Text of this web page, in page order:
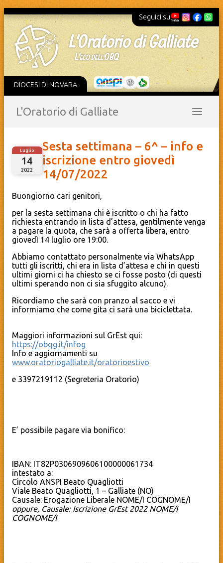
Seguici su
DIOCESI DI NOVARA
L'Oratorio di Galliate
Luglio
14
2022
Sesta settimana – 6^ – info e
iscrizione entro giovedì
14/07/2022
Buongiorno cari genitori,
per la sesta settimana chi è iscritto o chi ha fatto
richiesta entrando in lista d’attesa, gentilmente venga
a pagare la quota, che sarà a offerta libera, entro
giovedì 14 luglio ore 19:00.
Abbiamo contattato personalmente via WhatsApp
tutti gli iscritti, chi era in lista d’attesa e chi in questi
ultimi giorni ci ha chiesto se ci fosse posto (di questi
ultimi sperando non ci sia sfuggito alcuno).
Ricordiamo che sarà con pranzo al sacco e vi
informiamo che come gita ci sarà una biciclettata.
Maggiori informazioni sul GrEst qui:
https://obqg.it/infog
Info e aggiornamenti su
www.oratoriogalliate.it/oratorioestivo
e 3397219112 (Segreteria Oratorio)
E’ possibile pagare via bonifico:
IBAN: IT82P0306909606100000061734
intestato a:
Circolo ANSPI Beato Quagliotti
Viale Beato Quagliotti, 1 – Galliate (NO)
Causale: Erogazione Liberale NOME/I COGNOME/I
oppure, Causale: Iscrizione GrEst 2022 NOME/I
COGNOME/I